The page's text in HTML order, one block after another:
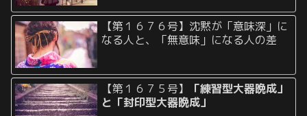
【第１６７６号】沈黙が「意味深」に
なる人と、「無意味」になる人の差
【第１６７５号】
「練習型大器晩成」
と「封印型大器晩成」